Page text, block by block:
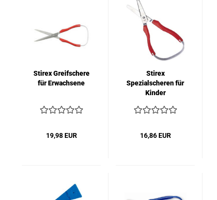
Stirex Greifschere
für Erwachsene
19,98 EUR
Stirex
Spezialscheren für
Kinder
16,86 EUR